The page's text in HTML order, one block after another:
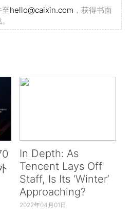
hello@caixin.com ，获得书面
In Depth: As
Tencent Lays Off
Staff, Is Its ‘Winter’
Approaching?
2022年04月01日